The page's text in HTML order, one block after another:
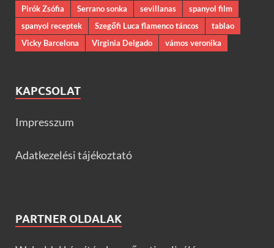
Pirók Zsófia
Serrano sonka sevillanas
spanyol film
spanyol receptek
Szegőfi Luca flamenco táncos
tablao
Vicky Barcelona
Virginia Delgado vámos veronika
KAPCSOLAT
Impresszum
Adatkezelési tájékoztató
PARTNER OLDALAK